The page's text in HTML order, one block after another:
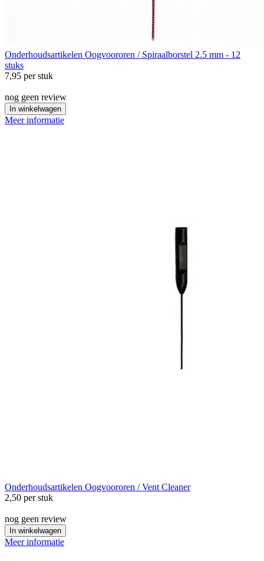
Onderhoudsartikelen Oogvoororen / Spiraalborstel 2.5 mm - 12
stuks
7,95 per stuk
nog geen review
In winkelwagen
Meer informatie
Onderhoudsartikelen Oogvoororen / Vent Cleaner
2,50 per stuk
nog geen review
In winkelwagen
Meer informatie